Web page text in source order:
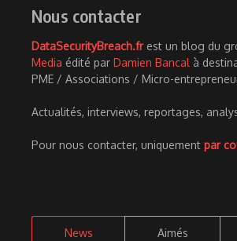
Nous contacter
DataSecurityBreach.frest un blog du
Media édité par Damien Bancal à
PME / Associations / Micro-
Actualités, interviews, reportages,
Pour nous contacter, uniquement par
News Aimés